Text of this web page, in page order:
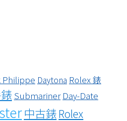
Philippe Daytona Rolex 錶
Submariner Day-Date
中古錶Rolex